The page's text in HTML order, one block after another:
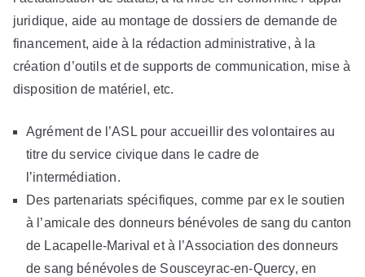
juridique, aide au montage de dossiers de demande de
financement, aide à la rédaction administrative, à la
création d’outils et de supports de communication, mise à
disposition de matériel, etc.
Agrément de l’ASL pour accueillir des volontaires au
titre du service civique dans le cadre de
l’intermédiation.
Des partenariats spécifiques, comme par ex le soutien
à l’amicale des donneurs bénévoles de sang du canton
de Lacapelle-Marival et à l’Association des donneurs
de sang bénévoles de Sousceyrac-en-Quercy, en